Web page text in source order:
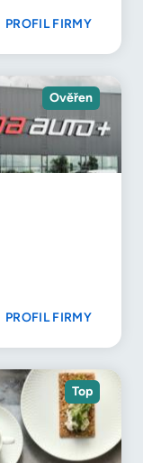
PROFIL FIRMY
Ověřen
PROFIL FIRMY
Top